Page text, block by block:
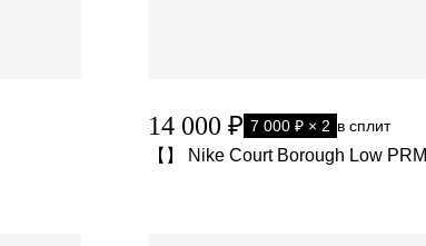
14 000 ₽ 7 000 ₽ × 2 в сплит
【】 Nike Court Borough Low PRM